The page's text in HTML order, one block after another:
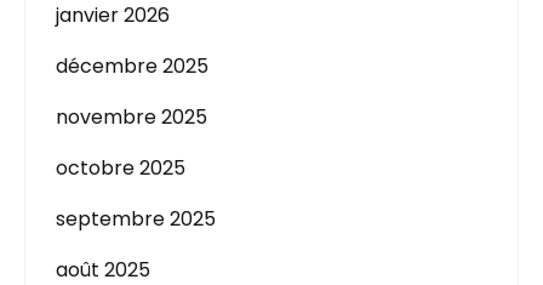
janvier 2026
décembre 2025
novembre 2025
octobre 2025
septembre 2025
août 2025